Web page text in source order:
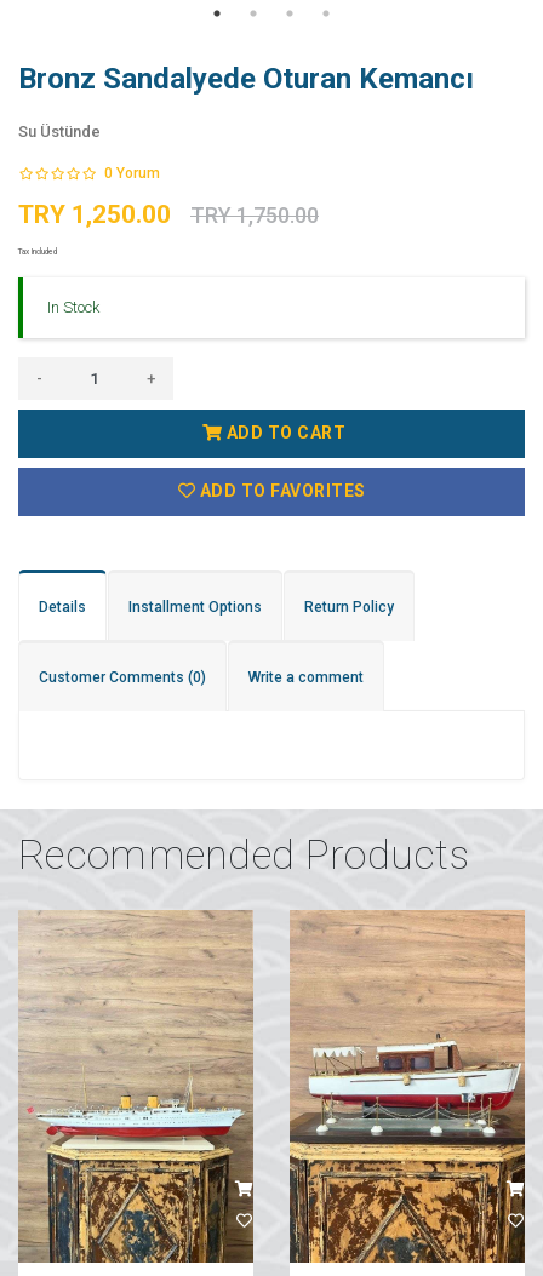
Bronz Sandalyede Oturan Kemancı
Su Üstünde
0 Yorum
TRY 1,250.00 TRY 1,750.00
Tax Included
In Stock
- +
ADD TO CART
ADD TO FAVORITES
Details Installment Options Return Policy
Customer Comments (0) Write a comment
Recommended Products